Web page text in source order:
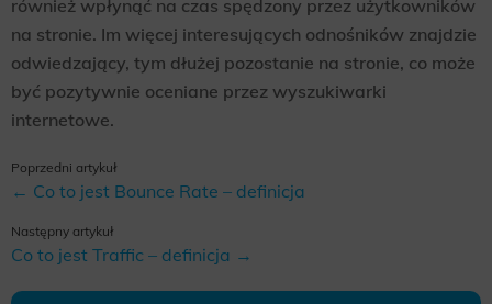
również wpłynąć na czas spędzony przez użytkowników
na stronie. Im więcej interesujących odnośników znajdzie
odwiedzający, tym dłużej pozostanie na stronie, co może
być pozytywnie oceniane przez wyszukiwarki
internetowe.
Poprzedni artykuł
← Co to jest Bounce Rate – definicja
Następny artykuł
Co to jest Traffic – definicja →